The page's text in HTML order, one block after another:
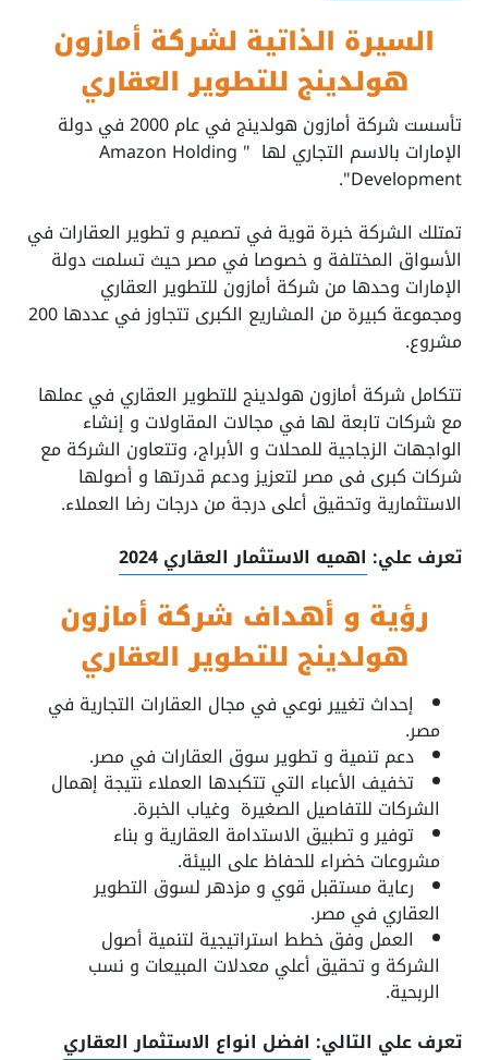
السيرة الذاتية لشركة أمازون
هولدينج للتطوير العقاري
تأسست شركة أمازون هولدينج في عام 2000 في دولة
الإمارات بالاسم التجاري لها " Amazon Holding
Development".
تمتلك الشركة خبرة قوية في تصميم و تطوير العقارات في
الأسواق المختلفة و خصوصا في مصر حيث تسلمت دولة
الإمارات وحدها من شركة أمازون للتطوير العقاري
ومجموعة كبيرة من المشاريع الكبرى تتجاوز في عددها 200
مشروع.
تتكامل شركة أمازون هولدينج للتطوير العقاري في عملها
مع شركات تابعة لها في مجالات المقاولات و إنشاء
الواجهات الزجاجية للمحلات و الأبراج، وتتعاون الشركة مع
شركات كبرى فى مصر لتعزيز ودعم قدرتها و أصولها
الاستثمارية وتحقيق أعلى درجة من درجات رضا العملاء.
تعرف علي: اهميه الاستثمار العقاري 2024
رؤية و أهداف شركة أمازون
هولدينج للتطوير العقاري
إحداث تغيير نوعي في مجال العقارات التجارية في
مصر.
دعم تنمية و تطوير سوق العقارات في مصر.
تخفيف الأعباء التي تتكبدها العملاء نتيجة إهمال
الشركات للتفاصيل الصغيرة وغياب الخبرة.
توفير و تطبيق الاستدامة العقارية و بناء
مشروعات خضراء للحفاظ على البيئة.
رعاية مستقبل قوي و مزدهر لسوق التطوير
العقاري في مصر.
العمل وفق خطط استراتيجية لتنمية أصول
الشركة و تحقيق أعلي معدلات المبيعات و نسب
الربحية.
تعرف علي التالي: افضل انواع الاستثمار العقاري